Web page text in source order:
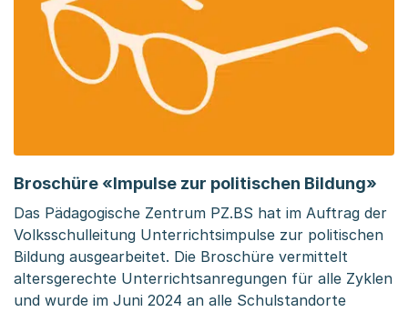
Broschüre «Impulse zur politischen Bildung»
Das Pädagogische Zentrum PZ.BS hat im Auftrag der
Volksschulleitung Unterrichtsimpulse zur politischen
Bildung ausgearbeitet. Die Broschüre vermittelt
altersgerechte Unterrichtsanregungen für alle Zyklen
und wurde im Juni 2024 an alle Schulstandorte